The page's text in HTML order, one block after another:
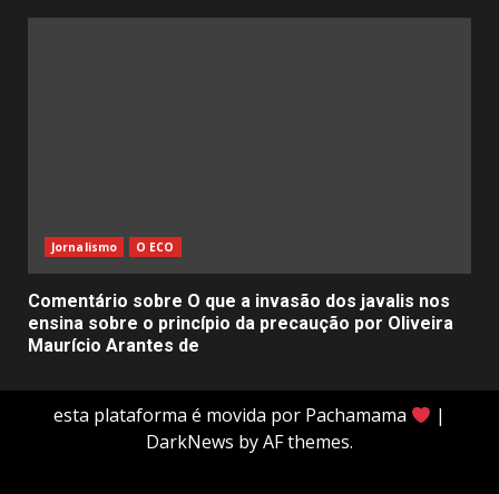
Jornalismo O ECO
Comentário sobre O que a invasão dos javalis nos
ensina sobre o princípio da precaução por Oliveira
Maurício Arantes de
esta plataforma é movida por Pachamama
|
DarkNews by AF themes.